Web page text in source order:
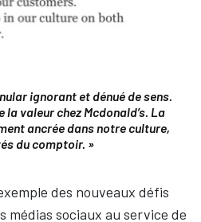
ignorant et dénué de sens.
la valeur chez Mcdonald’s. La
ancrée dans notre culture,
du comptoir. »
des nouveaux défis
médias sociaux au service de